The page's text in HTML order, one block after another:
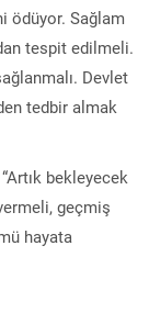
ödüyor. Sağlam
tespit edilmeli.
Devlet
tedbir almak
bekleyecek
geçmiş
hayata